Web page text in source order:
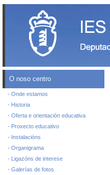
O noso centro
- Onde estamos
- Historia
- Oferta e orientación educativa
- Proxecto educativo
- Instalacións
- Organigrama
- Ligazóns de interese
- Galerías de fotos